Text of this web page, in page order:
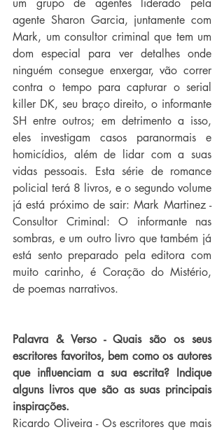
um grupo de agentes liderado pela
agente Sharon Garcia, juntamente com
Mark, um consultor criminal que tem um
dom especial para ver detalhes onde
ninguém consegue enxergar, vão correr
contra o tempo para capturar o serial
killer DK, seu braço direito, o informante
SH entre outros; em detrimento a isso,
eles investigam casos paranormais e
homicídios, além de lidar com a suas
vidas pessoais. Esta série de romance
policial terá 8 livros, e o segundo volume
já está próximo de sair: Mark Martinez -
Consultor Criminal: O informante nas
sombras, e um outro livro que também já
está sento preparado pela editora com
muito carinho, é Coração do Mistério,
de poemas narrativos.
Palavra & Verso - Quais são os seus
escritores favoritos, bem como os autores
que influenciam a sua escrita? Indique
alguns livros que são as suas principais
inspirações.
Ricardo Oliveira - Os escritores que mais